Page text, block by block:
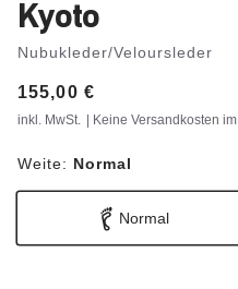
Kyoto
Nubukleder/Veloursleder
Price:
155,00 €
inkl. MwSt. | Keine Versandkosten im
Weite: Normal
Normal